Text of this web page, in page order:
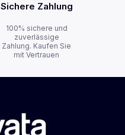
Sichere Zahlung
100% sichere und
zuverlässige
Zahlung. Kaufen Sie
mit Vertrauen